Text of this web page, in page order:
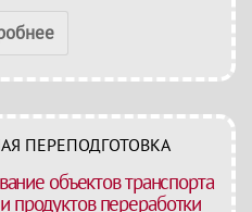
ПЕРЕПОДГОТОВКА
объектов транспорта
продуктов переработки